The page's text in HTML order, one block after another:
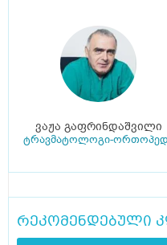
ვაჟა გაფრინდაშვილი
ტრავმატოლოგი-
რეკომენდებული